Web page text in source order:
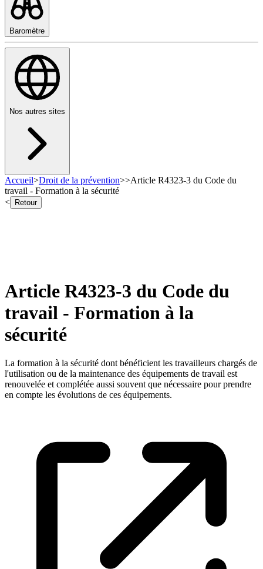
Baromètre
Nos autres sites
Accueil>Droit de la prévention>>Article R4323-3 du Code du
travail - Formation à la sécurité
<
Retour
Article R4323-3 du Code du
travail - Formation à la
sécurité
La formation à la sécurité dont bénéficient les travailleurs chargés de
l'utilisation ou de la maintenance des équipements de travail est
renouvelée et complétée aussi souvent que nécessaire pour prendre
en compte les évolutions de ces équipements.